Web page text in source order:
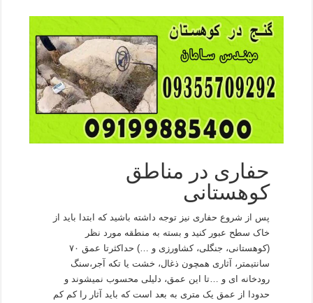
حفاری در مناطق
کوهستانی
پس از شروع حفاری نیز توجه داشته باشید که ابتدا باید از
خاک سطح عبور کنید و بسته به منطقه مورد نظر
(کوهستانی، جنگلی، کشاورزی و …) حداکثرتا عمق ۷۰
سانتیمتر، آثاری همچون ذغال، خشت یا تکه آجر،سنگ
رودخانه ای و …تا این عمق، دلیلی محسوب نمیشوند و
حدودا از عمق یک متری به بعد است که باید آثار را کم کم